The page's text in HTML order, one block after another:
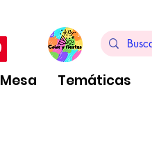
Mesa Temáticas